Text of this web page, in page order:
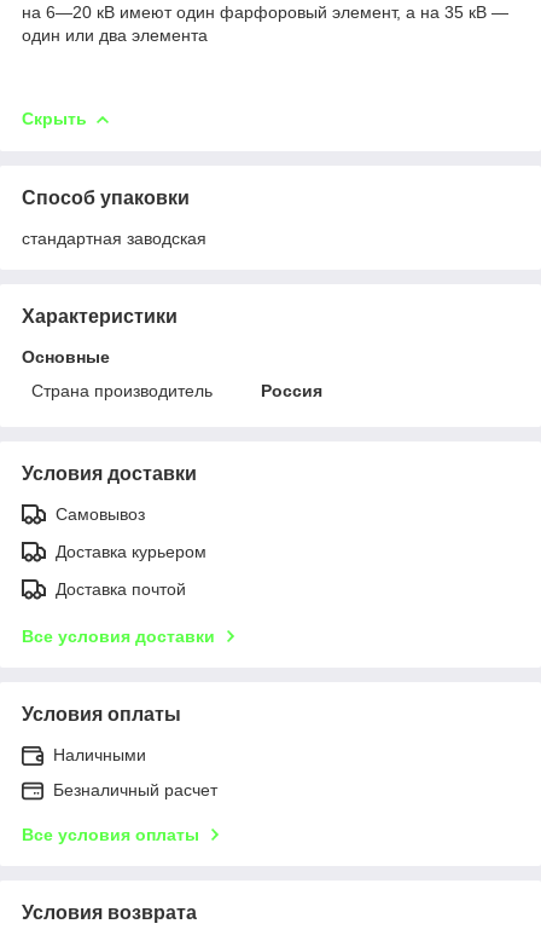
на 6—20 кВ имеют один фарфоровый элемент, а на 35 кВ —
один или два элемента
Скрыть
Способ упаковки
стандартная заводская
Характеристики
Основные
Страна производитель
Россия
Условия доставки
Самовывоз
Доставка курьером
Доставка почтой
Все условия доставки
Условия оплаты
Наличными
Безналичный расчет
Все условия оплаты
Условия возврата